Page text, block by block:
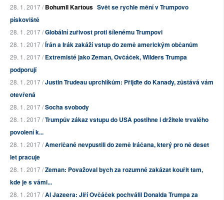
28. 1. 2017 /Bohumil Kartous Svět se rychle mění v Trumpovo
pískoviště
28. 1. 2017 /Globální zuřivost proti šílenému Trumpovi
28. 1. 2017 /Írán a Irák zakáží vstup do země americkým občanům
29. 1. 2017 /Extremisté jako Zeman, Ovčáček, Wilders Trumpa
podporují
28. 1. 2017 /Justin Trudeau uprchlíkům: Přijďte do Kanady, zůstává vám
otevřená
28. 1. 2017 /Socha svobody
28. 1. 2017 /Trumpův zákaz vstupu do USA postihne i držitele trvalého
povolení k...
28. 1. 2017 /Američané nevpustili do země Iráčana, který pro ně deset
let pracuje
28. 1. 2017 /Zeman: Považoval bych za rozumné zakázat kouřit tam,
kde je s vámi...
28. 1. 2017 /Al Jazeera: Jiří Ovčáček pochválil Donalda Trumpa za